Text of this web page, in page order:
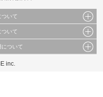
ついて
ラスト、画像データ等）及びこれらの配
などの二次利用を行うことは固く禁じて
ついて
利用者が提出された見解・感想です。
た上でご覧ください。
について
わせたコンテンツや広告の表示、ソー
inc.